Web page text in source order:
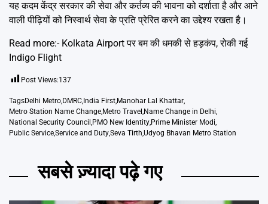
यह कदम केंद्र सरकार की सेवा और कर्तव्य की भावना को दर्शाता है और आने
वाली पीढ़ियों को निस्वार्थ सेवा के प्रति प्रेरित करने का उद्देश्य रखता है।
Read more:- Kolkata Airport पर बम की धमकी से हड़कंप, रोकी गई
Indigo Flight
Post Views:137
TagsDelhi Metro,DMRC, India First,Manohar Lal Khattar,
Metro Station Name Change,Metro Travel ,Name Change in Delhi,
National Security Council ,PMO New Identity,Prime Minister Modi,
Public Service,Service and Duty,Seva Tirth,Udyog Bhavan Metro Station
सबसे ज़्यादा पढ़े गए